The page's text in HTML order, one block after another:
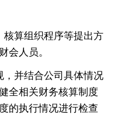
核算组织程序等提出方
会人员。
，并结合公司具体情况
全相关财务核算制度
的执行情况进行检查